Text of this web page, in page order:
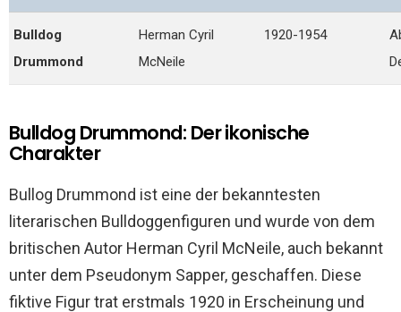
Bulldog
Drummond
Herman Cyril
McNeile
1920-1954
Bulldog Drummond: Der ikonische
Charakter
Bullog Drummond ist eine der bekanntesten
literarischen Bulldoggenfiguren und wurde von dem
britischen Autor Herman Cyril McNeile, auch bekannt
unter dem Pseudonym Sapper, geschaffen. Diese
fiktive Figur trat erstmals 1920 in Erscheinung und